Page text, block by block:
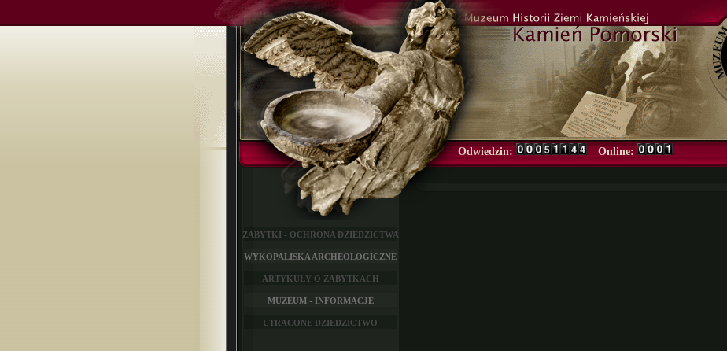
Odwiedzin: Online:
ZABYTKI - OCHRONA DZIEDZICTWA
WYKOPALISKA ARCHEOLOGICZNE
ARTYKUŁY O ZABYTKACH
MUZEUM - INFORMACJE
UTRACONE DZIEDZICTWO